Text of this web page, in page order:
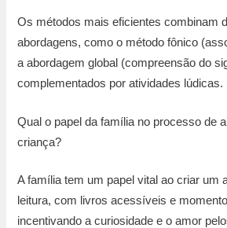
Os métodos mais eficientes combinam
abordagens, como o método fônico
a abordagem global (compreensão do
complementados por atividades lúdicas.
Qual o papel da família no processo de
criança?
A família tem um papel vital ao criar um
leitura, com livros acessíveis e
incentivando a curiosidade e o amor